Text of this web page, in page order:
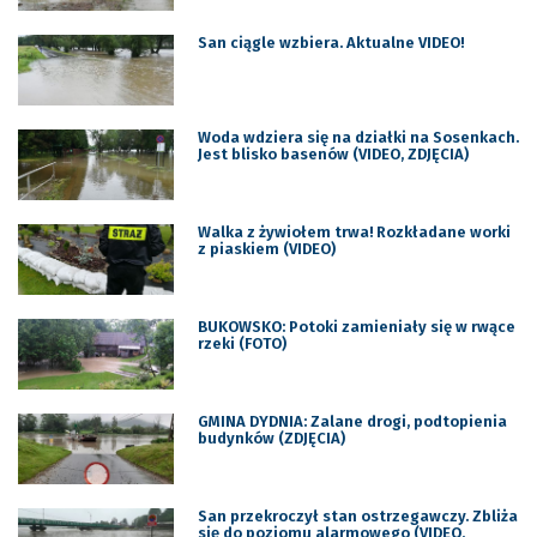
San ciągle wzbiera. Aktualne VIDEO!
Woda wdziera się na działki na Sosenkach.
Jest blisko basenów (VIDEO, ZDJĘCIA)
Walka z żywiołem trwa! Rozkładane worki
z piaskiem (VIDEO)
BUKOWSKO: Potoki zamieniały się w rwące
rzeki (FOTO)
GMINA DYDNIA: Zalane drogi, podtopienia
budynków (ZDJĘCIA)
San przekroczył stan ostrzegawczy. Zbliża
się do poziomu alarmowego (VIDEO,